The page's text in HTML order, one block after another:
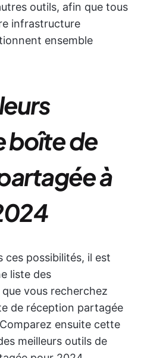
outils, afin que tous
infrastructure
ensemble
boîte de
à
possibilités, il est
liste des
vous recherchez
de réception partagée
ensuite cette
meilleurs outils de